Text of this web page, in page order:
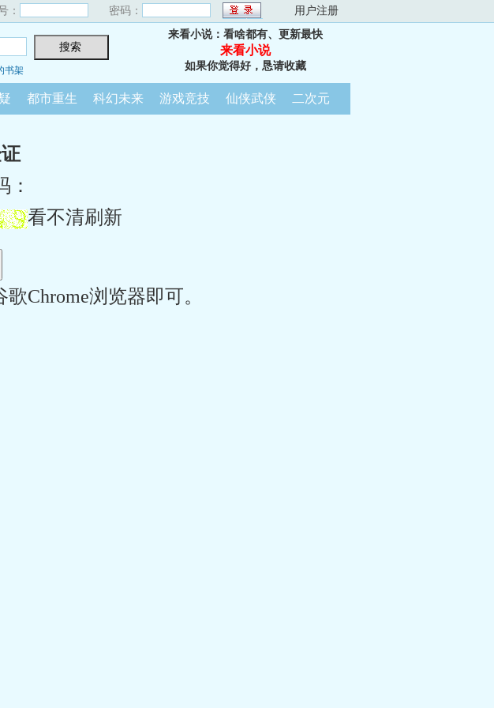
： 密码： 用户注册
书架
来看小说：看啥都有、更新最快
来看小说
如果你觉得好，恳请收藏
都市重生 科幻未来 游戏竞技 仙侠武侠 二次元
：
看不清刷新
Chrome浏览器即可。